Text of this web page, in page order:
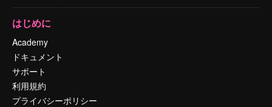
はじめに
Academy
ドキュメント
サポート
利用規約
プライバシーポリシー